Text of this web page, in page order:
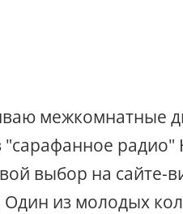
межкомнатные
выбор на сайте-
из молодых